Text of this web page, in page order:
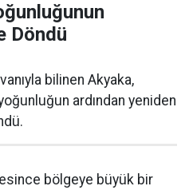
Döndü
bilinen Akyaka,
ardından yeniden
bölgeye büyük bir